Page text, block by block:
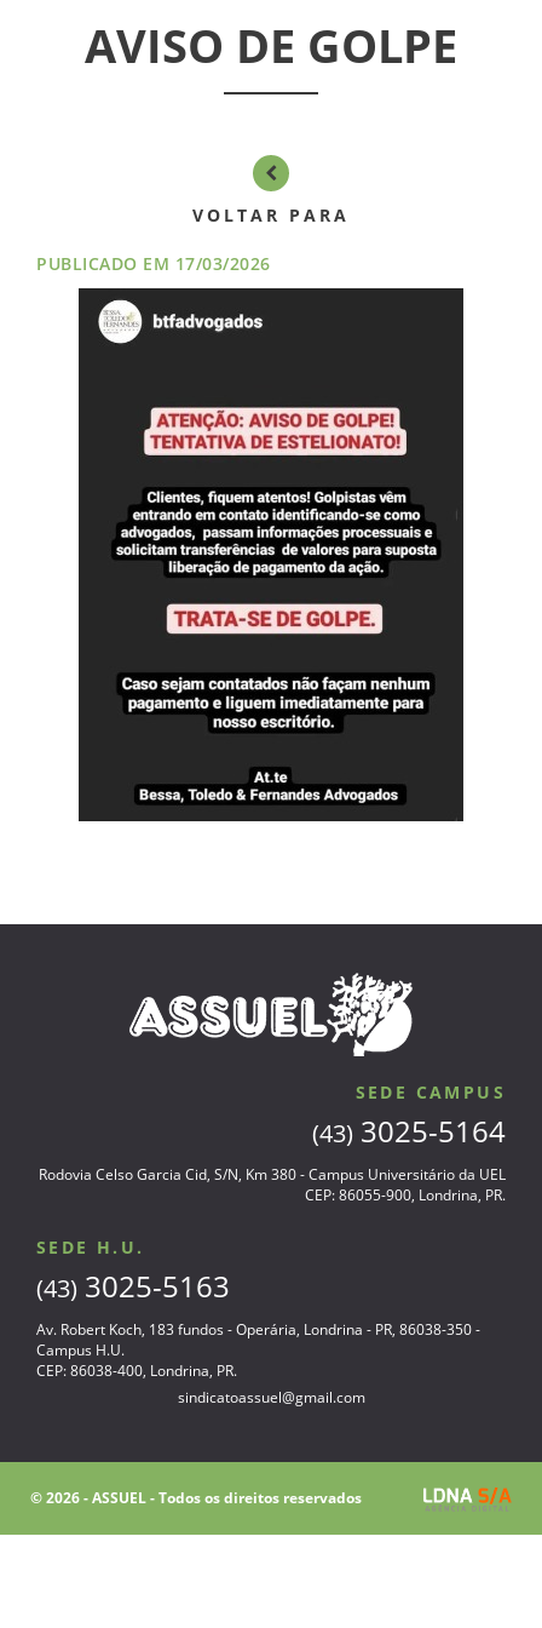
NOTÍCIAS
PROGRAMA
AROEIRA
AVISO DE GOLPE
VOLTAR PARA
PUBLICADO EM 17/03/2026
SEDE CAMPUS
(43) 3025-5164
Rodovia Celso Garcia Cid, S/N, Km 380 - Campus Universitário da UEL
CEP: 86055-900, Londrina, PR.
SEDE H.U.
(43) 3025-5163
Av. Robert Koch, 183 fundos - Operária, Londrina - PR, 86038-350 -
Campus H.U.
CEP: 86038-400, Londrina, PR.
sindicatoassuel@gmail.com
© 2026 - ASSUEL - Todos os direitos reservados